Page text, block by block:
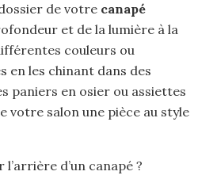
de votre canapé
et de la lumière à la
couleurs ou
en les chinant dans des
paniers en osier ou assiettes
votre salon une pièce au style
d’un canapé ?